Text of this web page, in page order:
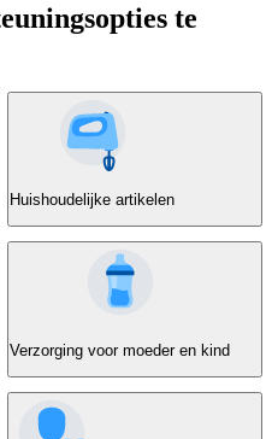
te
Huishoudelijke artikelen
Verzorging voor moeder en kind